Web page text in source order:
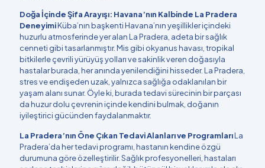
Doğa İçinde Şifa Arayışı: Havana’nın Kalbinde La Pradera
DeneyimiKüba’nın başkenti Havana’nın yeşillikler içindeki
huzurlu atmosferinde yer alan La Pradera, adeta bir sağlık
cenneti gibi tasarlanmıştır. Mis gibi okyanus havası, tropikal
bitkilerle çevrili yürüyüş yolları ve sakinlik veren doğasıyla
hastalar burada, her anında yenilendiğini hisseder. La Pradera,
stres ve endişeden uzak, yalnızca sağlığa odaklanılan bir
yaşam alanı sunar. Öyle ki, burada tedavi sürecinin bir parçası
da huzur dolu çevrenin içinde kendini bulmak, doğanın
iyileştirici gücünden faydalanmaktır.
La Pradera’nın Öne Çıkan Tedavi Alanları ve ProgramlarıLa
Pradera’da her tedavi programı, hastanın kendine özgü
durumuna göre özelleştirilir. Sağlık profesyonelleri, hastaları